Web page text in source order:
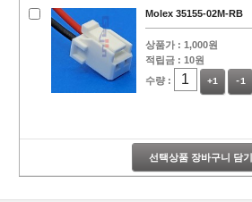
Molex 35155-02M-RB
상품가 : 1,000원
적립금 : 10원
수량 :
+1 -1
선택상품 장바구니 담기